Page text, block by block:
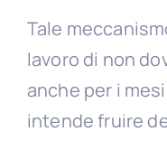
Tale
lavoro di non
anche per i
intende fruire